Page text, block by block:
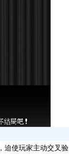
使玩家主动交叉验